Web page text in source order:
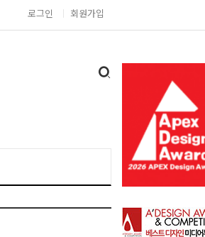
로그인 회원가입